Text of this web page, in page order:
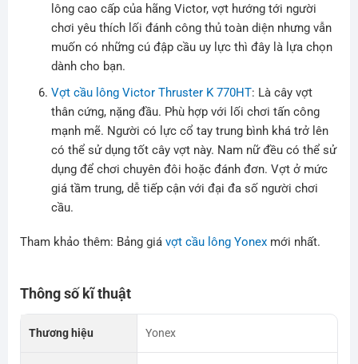
lông cao cấp của hãng Victor, vợt hướng tới người
chơi yêu thích lối đánh công thủ toàn diện nhưng vẫn
muốn có những cú đập cầu uy lực thì đây là lựa chọn
dành cho bạn.
Vợt cầu lông Victor Thruster K 770HT: Là cây vợt
thân cứng, nặng đầu. Phù hợp với lối chơi tấn công
mạnh mẽ. Người có lực cổ tay trung bình khá trở lên
có thể sử dụng tốt cây vợt này. Nam nữ đều có thể sử
dụng để chơi chuyên đôi hoặc đánh đơn. Vợt ở mức
giá tầm trung, dễ tiếp cận với đại đa số người chơi
cầu.
Tham khảo thêm: Bảng giá vợt cầu lông Yonexmới nhất.
Thông số kĩ thuật
Thương hiệu Yonex